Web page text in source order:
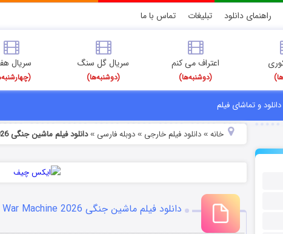
راهنمای دانلود تبلیغات تماس با ما
اعتراف می کنم
(دوشنبه‌ها)
سریال گل سنگ
(دوشنبه‌ها)
سریال
دانلود و تماشای فیلم
خانه» دانلود فیلم خارجی » دوبله فارسی »دانلود فیلم ماشین جنگی War Machine 2026
دانلود فیلم ماشین جنگی War Machine 2026